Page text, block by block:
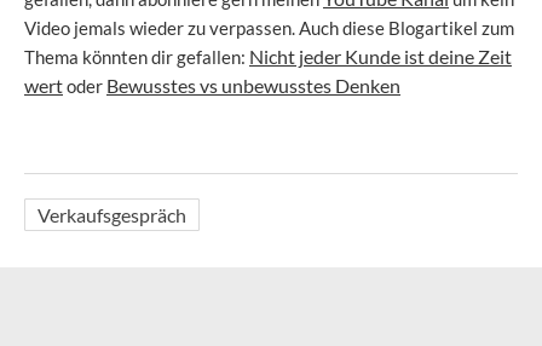
Video jemals wieder zu verpassen. Auch diese Blogartikel zum
Thema könnten dir gefallen: Nicht jeder Kunde ist deine Zeit
wertoder Bewusstes vs unbewusstes Denken
Verkaufsgespräch